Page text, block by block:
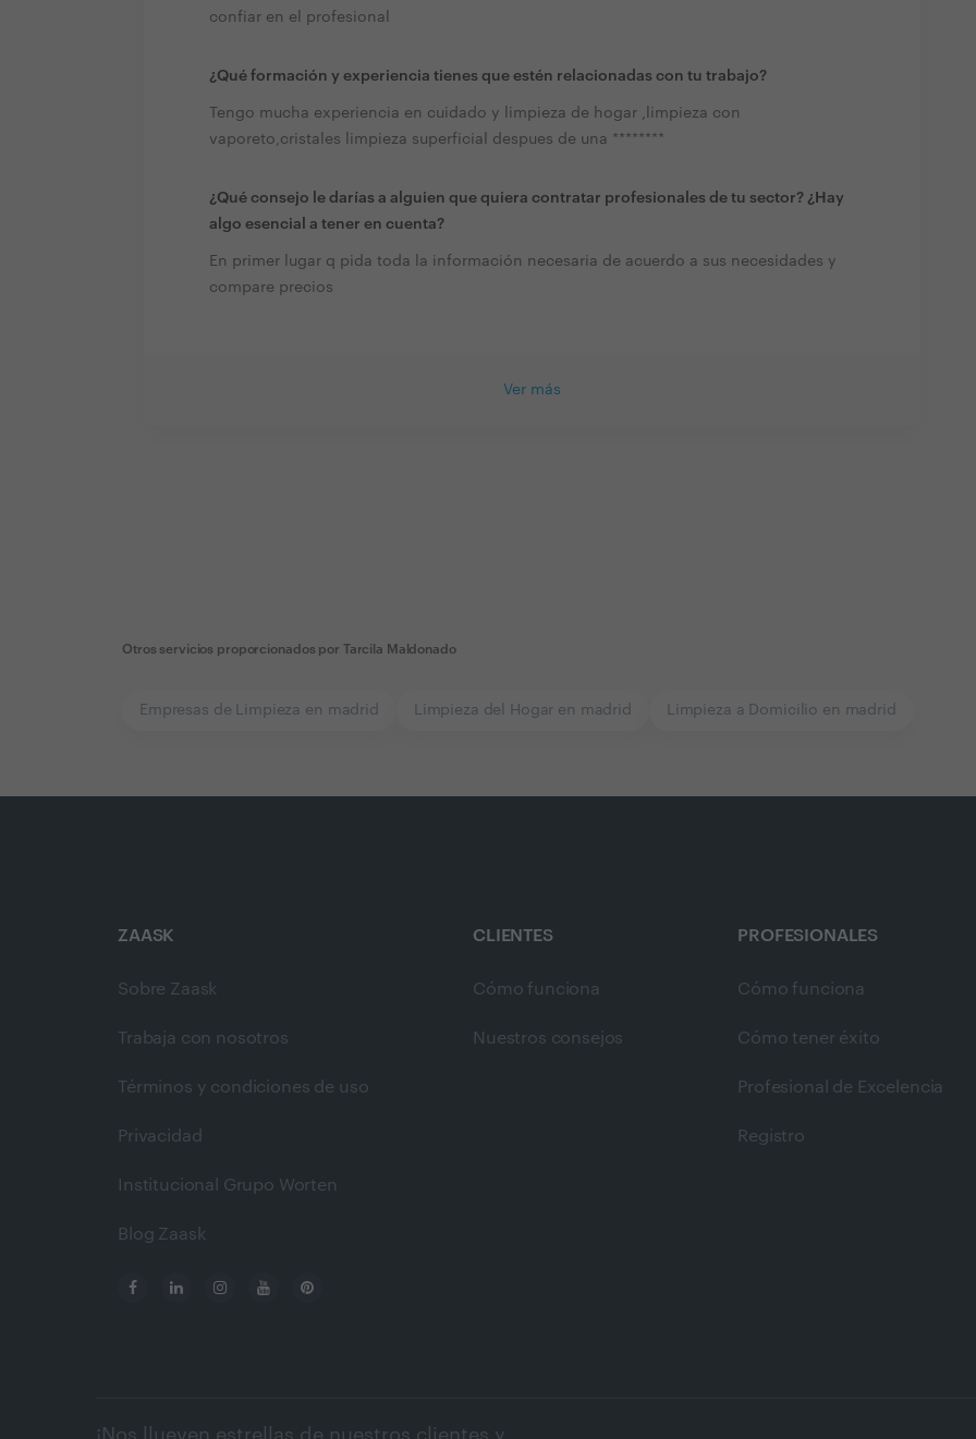
confiar en el profesional
¿Qué formación y experiencia tienes que estén relacionadas con tu trabajo?
Tengo mucha experiencia en cuidado y limpieza de hogar ,limpieza con
vaporeto,cristales limpieza superficial despues de una ********
¿Qué consejo le darías a alguien que quiera contratar profesionales de tu sector? ¿Hay
algo esencial a tener en cuenta?
En primer lugar q pida toda la información necesaria de acuerdo a sus necesidades y
compare precios
Ver más
Otros servicios proporcionados por Tarcila Maldonado
Empresas de Limpieza en madrid Limpieza del Hogar en madrid Limpieza a Domicilio en madrid
ZAASK
Sobre Zaask
Trabaja con nosotros
Términos y condiciones de uso
Privacidad
Institucional Grupo Worten
Blog Zaask
CLIENTES
Cómo funciona
Nuestros consejos
PROFESIONALES
Cómo funciona
Cómo tener éxito
Profesional de Excelencia
Registro
¡Nos llueven estrellas de nuestros clientes y